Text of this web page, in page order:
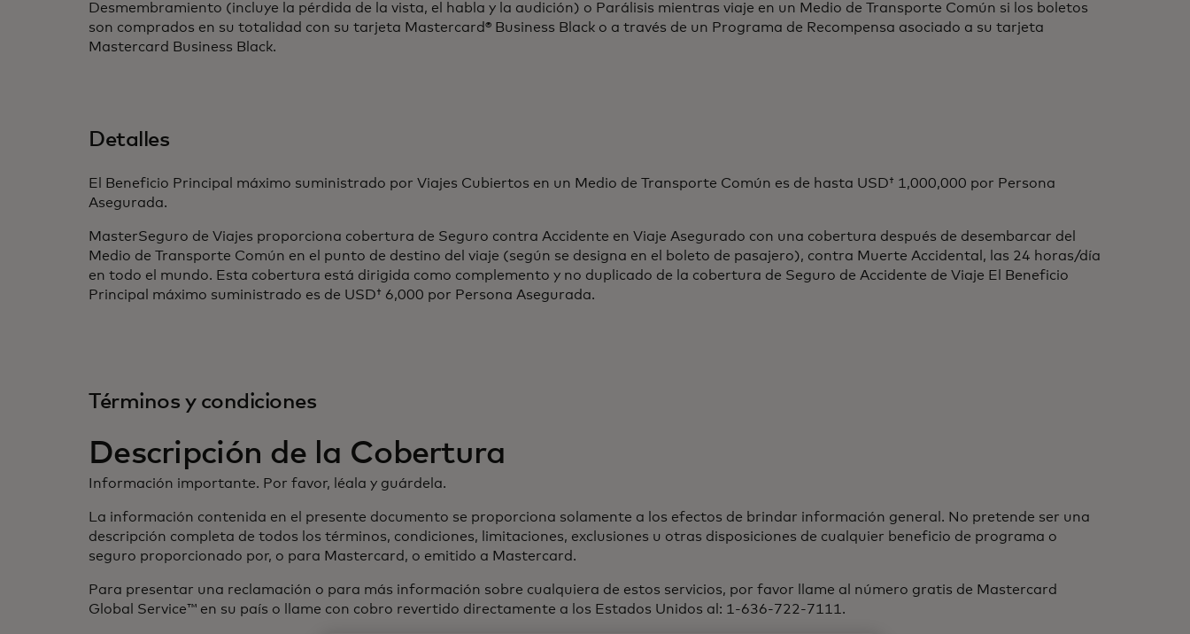
Desmembramiento (incluye la pérdida de la vista, el habla y la audición) o Parálisis mientras viaje en un Medio de Transporte Común si los boletos
son comprados en su totalidad con su tarjeta Mastercard® Business Black o a través de un Programa de Recompensa asociado a su tarjeta
Mastercard Business Black.
Detalles
El Beneficio Principal máximo suministrado por Viajes Cubiertos en un Medio de Transporte Común es de hasta USD† 1,000,000 por Persona
Asegurada.
MasterSeguro de Viajes proporciona cobertura de Seguro contra Accidente en Viaje Asegurado con una cobertura después de desembarcar del
Medio de Transporte Común en el punto de destino del viaje (según se designa en el boleto de pasajero), contra Muerte Accidental, las 24 horas/día
en todo el mundo. Esta cobertura está dirigida como complemento y no duplicado de la cobertura de Seguro de Accidente de Viaje El Beneficio
Principal máximo suministrado es de USD† 6,000 por Persona Asegurada.
Términos y condiciones
Descripción de la Cobertura
Información importante. Por favor, léala y guárdela.
La información contenida en el presente documento se proporciona solamente a los efectos de brindar información general. No pretende ser una
descripción completa de todos los términos, condiciones, limitaciones, exclusiones u otras disposiciones de cualquier beneficio de programa o
seguro proporcionado por, o para Mastercard, o emitido a Mastercard.
Para presentar una reclamación o para más información sobre cualquiera de estos servicios, por favor llame al número gratis de Mastercard
Global Service™ en su país o llame con cobro revertido directamente a los Estados Unidos al: 1-636-722-7111.